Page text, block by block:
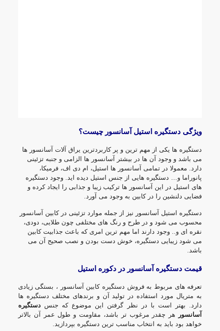
ویژگی دستگیره استیل آسانسور چیست؟
دستگیره ها یکی از مهم ترین و پر کاربردترین یراق آلات آسانسور ها
می باشد و وجود آن ها در بیشتر آسانسور ها الزامی و جنبه تزئینی
دارد. معمولا در تمامی آسانسور ها استیل، ام دی اف، فرمیکا،
پانوراما و… دستگیره هایی از جنس استیل دیده اید. وجود دستگیره
های استیل در این آسانسور ها ترکیب زیبا و جذابی را ایجاد کرده و
فضایی دلنشین را در کابین به وجود می آورد.
دستگیره استیل آسانسور نیز از جمله موارد تزئینی در کابین آسانسور
محسوب می شود و در طرح و رنگ های مختلفی چون طلایی، دودی،
نقره ای و.. وجود دارند اما مهم ترین امری که باعث جذابیت کابین
می شود زیبایی دستگیره، خوش دست بودن و نصب صحیح آن می
باشد.
قیمت دستگیره آسانسور در دکوره استیل
تعرفه های مربوط به فروش دستگیره کابین آسانسور ، بستگی زیادی
به متریال مورد استفاده در تولید آن و برندهای مختلف دستگیره ها
دارد. بهتر است با در نظر گرفتن این موضوع که جنس دستگیره
آسانسور
هر چقدر مرغوب تر باشد، مقاومت و طول عمر آن بالاتر
خواهد بود باید به انتخاب مناسب ترین دستگیره بپردازید.